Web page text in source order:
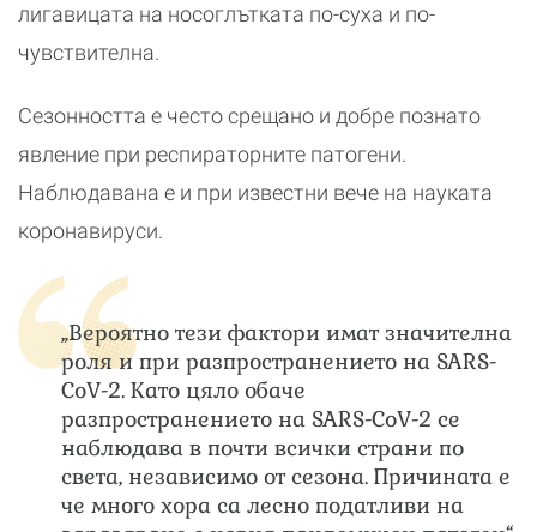
лигавицата на носоглътката по-суха и по-
чувствителна.
Сезонността е често срещано и добре познато
явление при респираторните патогени.
Наблюдавана е и при известни вече на науката
коронавируси.
„Вероятно тези фактори имат значителна
роля и при разпространението на SARS-
CoV-2. Като цяло обаче
разпространението на SARS-CoV-2 се
наблюдава в почти всички страни по
света, независимо от сезона. Причината е
че много хора са лесно податливи на